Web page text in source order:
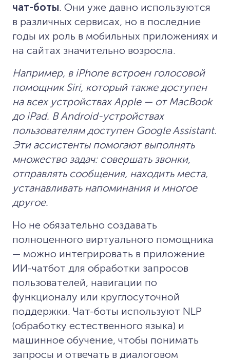
чат-боты. Они уже давно используются
в различных сервисах, но в последние
годы их роль в мобильных приложениях и
на сайтах значительно возросла.
Например, в iPhone встроен голосовой
помощник Siri, который также доступен
на всех устройствах Apple — от MacBook
до iPad. В Android-устройствах
пользователям доступен Google Assistant.
Эти ассистенты помогают выполнять
множество задач: совершать звонки,
отправлять сообщения, находить места,
устанавливать напоминания и многое
другое.
Но не обязательно создавать
полноценного виртуального помощника
— можно интегрировать в приложение
ИИ-чатбот для обработки запросов
пользователей, навигации по
функционалу или круглосуточной
поддержки. Чат-боты используют NLP
(обработку естественного языка) и
машинное обучение, чтобы понимать
запросы и отвечать в диалоговом